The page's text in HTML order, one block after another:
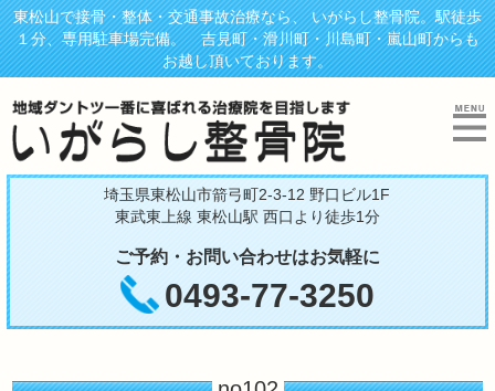
東松山で接骨・整体・交通事故治療なら、 いがらし整骨院。駅徒歩
１分、専用駐車場完備。 吉見町・滑川町・川島町・嵐山町からも
お越し頂いております。
埼玉県東松山市箭弓町2-3-12 野口ビル1F
東武東上線 東松山駅 西口より徒歩1分
ご予約・お問い合わせはお気軽に
0493-77-3250